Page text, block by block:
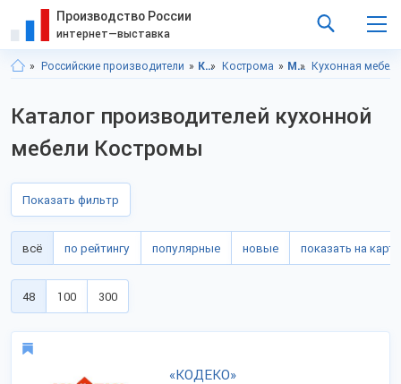
Производство России
интернет—выставка
Российские производители Костромская область Кострома Мебель Кухонная мебель
Каталог производителей кухонной
мебели Костромы
Показать фильтр
всё по рейтингу популярные новые показать на карте
48 100 300
«КОДЕКО»